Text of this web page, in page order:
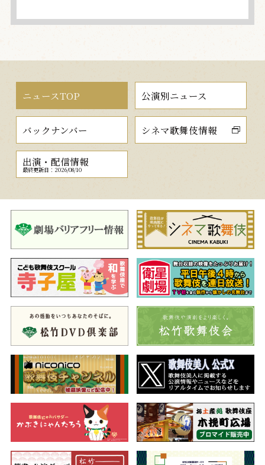
ニュースTOP 公演別ニュース
バックナンバー シネマ歌舞伎情報
出演・配信情報
最終更新日：2026/08/10